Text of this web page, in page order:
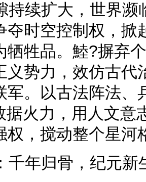
持续扩大，世界
夺时空控制权，掀
牺牲品。鯥?摒弃
义势力，效仿古代
军。以古法阵法、
据火力，用人文意
权，搅动整个星河
千年归骨，纪元新